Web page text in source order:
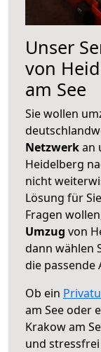
Unser
von
am See
Sie wollen
Netzwerkan
Heidelberg
nicht
Lösung für
Fragen
Umzug von
dann wählen
die passende
Ob ein
am See oder
Krakow am
und